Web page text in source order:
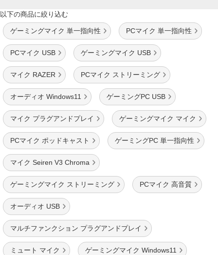
以下の商品に絞り込む
ゲーミングマイク 単一指向性 PCマイク 単一指向性
PCマイク USB ゲーミングマイク USB
マイク RAZER PCマイク ストリーミング
オーディオ Windows11 ゲーミングPC USB
マイク プラグアンドプレイ ゲーミングマイク マイク
PCマイク ポッドキャスト ゲーミングPC 単一指向性
マイク Seiren V3 Chroma
ゲーミングマイク ストリーミング PCマイク 高音質
オーディオ USB
マルチファンクション プラグアンドプレイ
ミュート マイク ゲーミングマイク Windows11